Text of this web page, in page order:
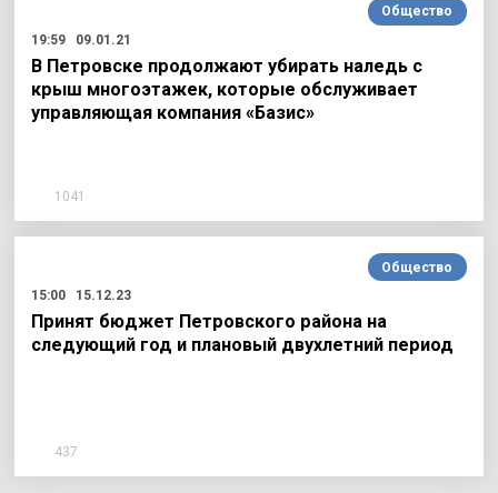
Общество
19:59
09.01.21
В Петровске продолжают убирать наледь с
крыш многоэтажек, которые обслуживает
управляющая компания «Базис»
1041
Общество
15:00
15.12.23
Принят бюджет Петровского района на
следующий год и плановый двухлетний период
437